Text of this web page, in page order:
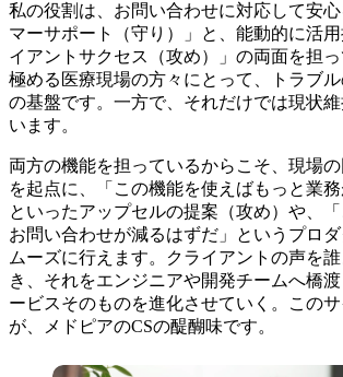
私の役割は、お問い合わせに対応して安
マーサポート（守り）」と、能動的に活
イアントサクセス（攻め）」の両面を担
極める医療現場の方々にとって、トラブ
の基盤です。一方で、それだけでは現状
います。
両方の機能を担っているからこそ、現場の
を起点に、「この機能を使えばもっと業務
といったアップセルの提案（攻め）や、
お問い合わせが減るはずだ」というプロ
ムーズに行えます。クライアントの声を
き、それをエンジニアや開発チームへ橋
ービスそのものを進化させていく。この
が、メドピアのCSの醍醐味です。